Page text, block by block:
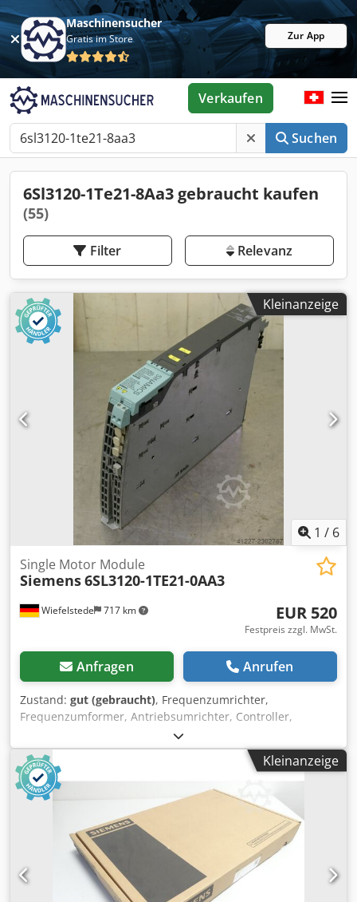
Maschinensucher
Gratis im Store Zur App
Suchen
Verkaufen
6Sl3120-1Te21-8Aa3 gebraucht kaufen
(55)
Filter Relevanz
Kleinanzeige
1 / 6
Wiefelstede 717 km
Single Motor Module
Siemens6SL3120-1TE21-0AA3
EUR 520
Festpreis zzgl. MwSt.
Anfragen Anrufen
Zustand: gut (gebraucht), Frequenzumrichter,
Frequenzumformer, Antriebsumrichter, Controller,
Variable Speed Drive Chedpfechk Idsx Ak Asa -Siemens:
Sinamics S120 Single Motor Module 6SL3120-1TE21-0AA3 -
max. Leistung: kW -Eingang: DC 600 V -Ausgang: 3 AC 400 V
9 A -Anzahl: 1 Stück vorhanden -Abmessungen:
500/50/H270 mm -Gewicht: 5,0 kg
Kleinanzeige